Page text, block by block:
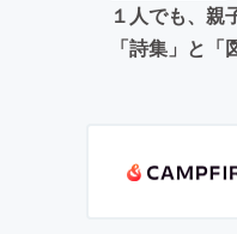
１人でも、親
「詩集」と